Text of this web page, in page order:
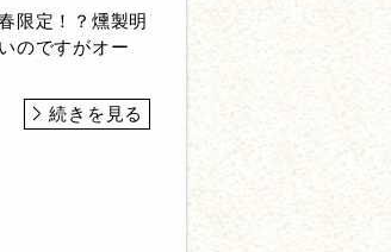
限定！？燻製明
のですがオー
続きを見る